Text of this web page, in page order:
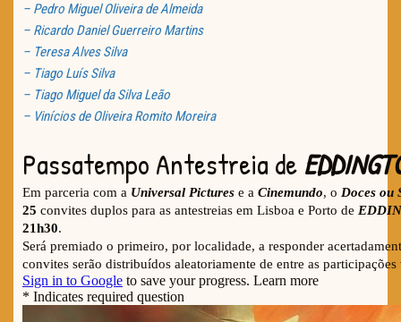
– Pedro Miguel Oliveira de Almeida
– Ricardo Daniel Guerreiro Martins
– Teresa Alves Silva
– Tiago Luís Silva
– Tiago Miguel da Silva Leão
– Vinícios de Oliveira Romito Moreira